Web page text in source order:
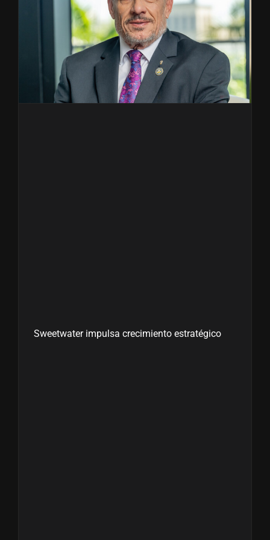
Sweetwater impulsa crecimiento estratégico